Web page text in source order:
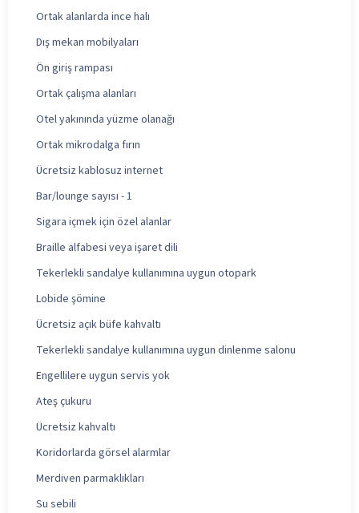
Ortak alanlarda ince halı
Dış mekan mobilyaları
Ön giriş rampası
Ortak çalışma alanları
Otel yakınında yüzme olanağı
Ortak mikrodalga fırın
Ücretsiz kablosuz internet
Bar/lounge sayısı - 1
Sigara içmek için özel alanlar
Braille alfabesi veya işaret dili
Tekerlekli sandalye kullanımına uygun otopark
Lobide şömine
Ücretsiz açık büfe kahvaltı
Tekerlekli sandalye kullanımına uygun dinlenme salonu
Engellilere uygun servis yok
Ateş çukuru
Ücretsiz kahvaltı
Koridorlarda görsel alarmlar
Merdiven parmaklıkları
Su sebili